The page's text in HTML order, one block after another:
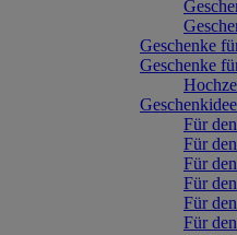
Geschenke
Geschenke
Für
Für
Für
Für
Für
Für